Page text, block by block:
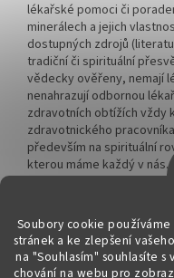
Soubory cookie
stránek a ke zlepšení
na "Souhlasím" souhlasíte
chování na webu pro
lékařské pomoci či
minerálech a jejich
dostupných zdrojů
tradiční či spirituální
vědecky ověřeny, nemají
nenahrazují odbornou
zdravotních obtížích vždy
zdravotnického
především na spirituální
kterou máme každý v nás.